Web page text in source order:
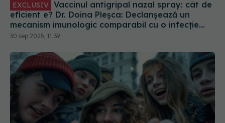
EXCLUSIV
eficient e? Dr. Doina Pleșca: Declanșează un
mecanism imunologic comparabil cu o infecție
reală
30 sep 2025, 11:39